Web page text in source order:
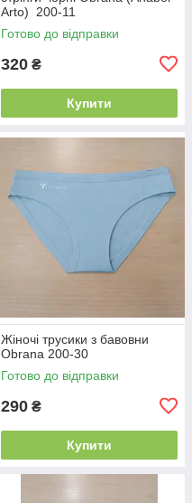
Arto) 200-11
Готово до відправки
320 ₴
Купити
Жіночі трусики з бавовни
Obrana 200-30
Готово до відправки
290 ₴
Купити